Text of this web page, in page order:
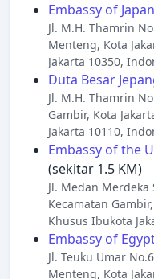
Embassy of Japan
Jl. M.H. Thamrin
Menteng, Kota
Jakarta 10350,
Duta Besar
Jl. M.H. Thamrin
Gambir, Kota
Jakarta 10110,
Embassy of the
(sekitar 1.5 KM)
Jl. Medan Merdeka
Kecamatan
Khusus Ibukota
Embassy of
Jl. Teuku Umar
Menteng, Kota